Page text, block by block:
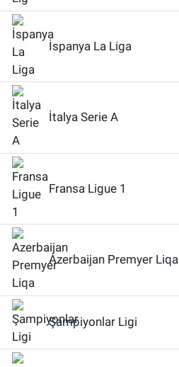
İspanya La Liga
İtalya Serie A
Fransa Ligue 1
Azerbaijan Premyer Liqa
Şampiyonlar Ligi